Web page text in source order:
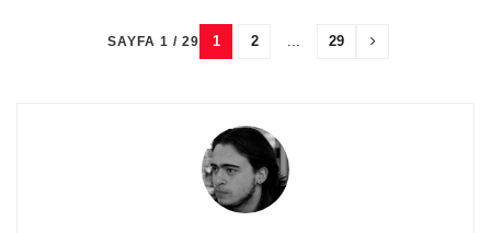
SAYFA 1 / 29 1 2 29